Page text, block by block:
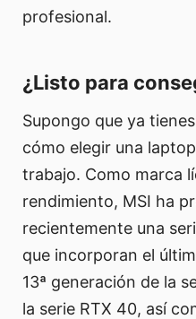
profesional.
¿Listo para
Supongo que ya
cómo elegir una
trabajo. Como marca
rendimiento, MSI ha
recientemente una
que incorporan el
13ª generación de la
la serie RTX 40, así